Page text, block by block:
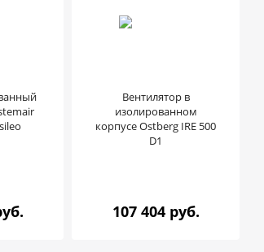
Вентилятор в
изолированном
корпусе Ostberg IRE 500
D1
107 404 руб.